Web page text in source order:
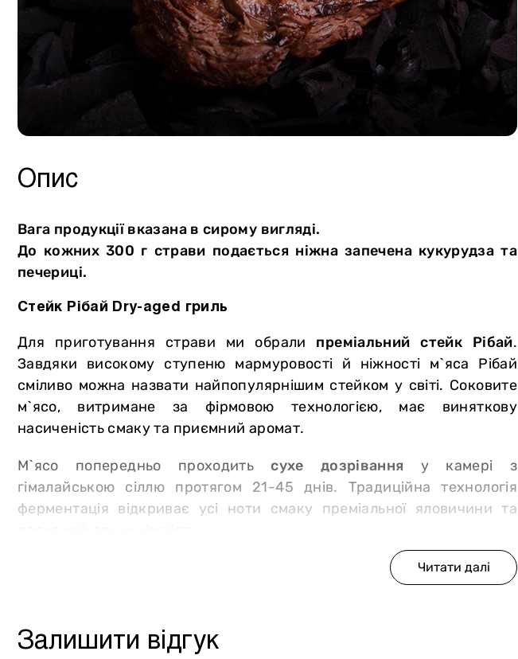
Курдючна баранина
Кролятина
М`ясторики для дітей
Вареники
Фрукти
Молочна продукція
Яйця
Стейки Клаб
Стейки Особуко
Стейки Шатобріан
Стейки зі свинини
Власне виробництво
Консервація
Хліб та випічка
Солодощі
Соуси
Спеції
Інше
Опис
Вага продукції вказана в сирому вигляді.
До кожних 300 г страви подається ніжна запечена кукурудза та
печериці.
Стейк Рібай Dry-aged гриль
Для приготування страви ми обрали преміальний стейк Рібай.
Завдяки високому ступеню мармуровості й ніжності м`яса Рібай
сміливо можна назвати найпопулярнішим стейком у світі. Соковите
м`ясо, витримане за фірмовою технологією, має виняткову
насиченість смаку та приємний аромат.
М`ясо попередньо проходитьсухе дозрівання у камері з
гімалайською сіллю протягом 21-45 днів. Традиційна технологія
ферментація відкриває усі ноти смаку преміальної яловичини та
3 причини замовити стейк на грилі в мережі магазинів-ресторанів
преміальний товар. Ми отримуємо сировину від сертифікованих
постачальників. Тварини отримують рослинний раціон і ретельний
Залишити відгук